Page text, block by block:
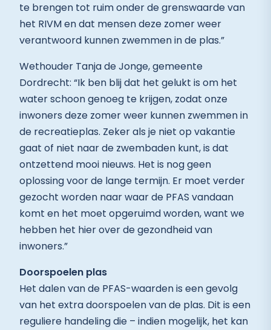
te brengen tot ruim onder de grenswaarde van
het RIVM en dat mensen deze zomer weer
verantwoord kunnen zwemmen in de plas.”
Wethouder Tanja de Jonge, gemeente
Dordrecht: “Ik ben blij dat het gelukt is om het
water schoon genoeg te krijgen, zodat onze
inwoners deze zomer weer kunnen zwemmen in
de recreatieplas. Zeker als je niet op vakantie
gaat of niet naar de zwembaden kunt, is dat
ontzettend mooi nieuws. Het is nog geen
oplossing voor de lange termijn. Er moet verder
gezocht worden naar waar de PFAS vandaan
komt en het moet opgeruimd worden, want we
hebben het hier over de gezondheid van
inwoners.”
Doorspoelen plas
Het dalen van de PFAS-waarden is een gevolg
van het extra doorspoelen van de plas. Dit is een
reguliere handeling die – indien mogelijk, het kan